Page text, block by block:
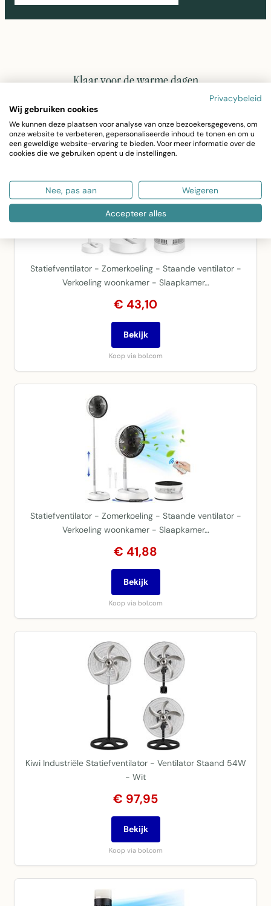
Klaar voor de warme dagen
Een selectie uit de best verkochte ventilatoren van bol, zo in
huis voor snelle verkoeling.
Statiefventilator - Zomerkoeling - Staande ventilator -
Verkoeling woonkamer - Slaapkamer…
€ 43,10
Bekijk
Koop via bol.com
Statiefventilator - Zomerkoeling - Staande ventilator -
Verkoeling woonkamer - Slaapkamer…
€ 41,88
Bekijk
Koop via bol.com
Kiwi Industriële Statiefventilator - Ventilator Staand 54W
- Wit
€ 97,95
Bekijk
Koop via bol.com
Privacybeleid
Wij gebruiken cookies
We kunnen deze plaatsen voor analyse van onze bezoekersgegevens, om
onze website te verbeteren, gepersonaliseerde inhoud te tonen en om u
een geweldige website-ervaring te bieden. Voor meer informatie over de
cookies die we gebruiken opent u de instellingen.
Nee, pas aan Weigeren
Accepteer alles